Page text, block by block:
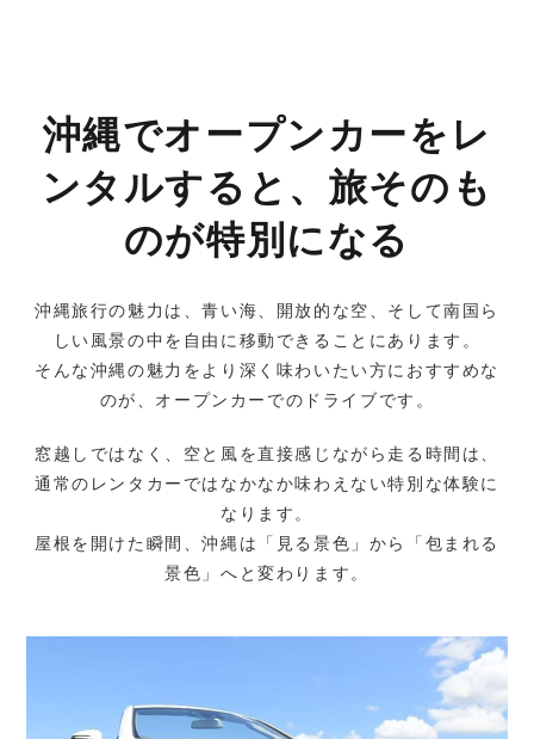
沖縄でオープンカーをレ
ンタルすると、旅そのも
のが特別になる
沖縄旅行の魅力は、青い海、開放的な空、そして南国ら
しい風景の中を自由に移動できることにあります。
そんな沖縄の魅力をより深く味わいたい方におすすめな
のが、オープンカーでのドライブです。
窓越しではなく、空と風を直接感じながら走る時間は、
通常のレンタカーではなかなか味わえない特別な体験に
なります。
屋根を開けた瞬間、沖縄は「見る景色」から「包まれる
景色」へと変わります。